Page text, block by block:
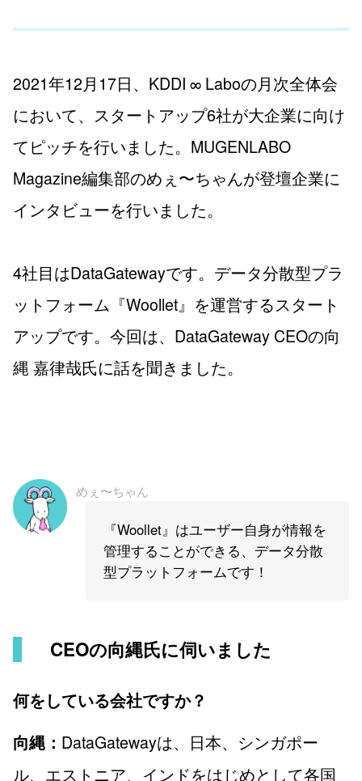
2021年12月17日、KDDI ∞ Laboの月次全体会
において、スタートアップ6社が大企業に向け
てピッチを行いました。MUGENLABO
Magazine編集部のめぇ〜ちゃんが登壇企業に
インタビューを行いました。
4社目はDataGatewayです。データ分散型プラ
ットフォーム『Woollet』を運営するスタート
アップです。今回は、DataGateway CEOの向
縄 嘉律哉氏に話を聞きました。
めぇ〜ちゃん
『Woollet』はユーザー自身が情報を
管理することができる、データ分散
型プラットフォームです！
CEOの向縄氏に伺いました
何をしている会社ですか？
向縄： DataGatewayは、日本、シンガポー
ル、エストニア、インドをはじめとして各国